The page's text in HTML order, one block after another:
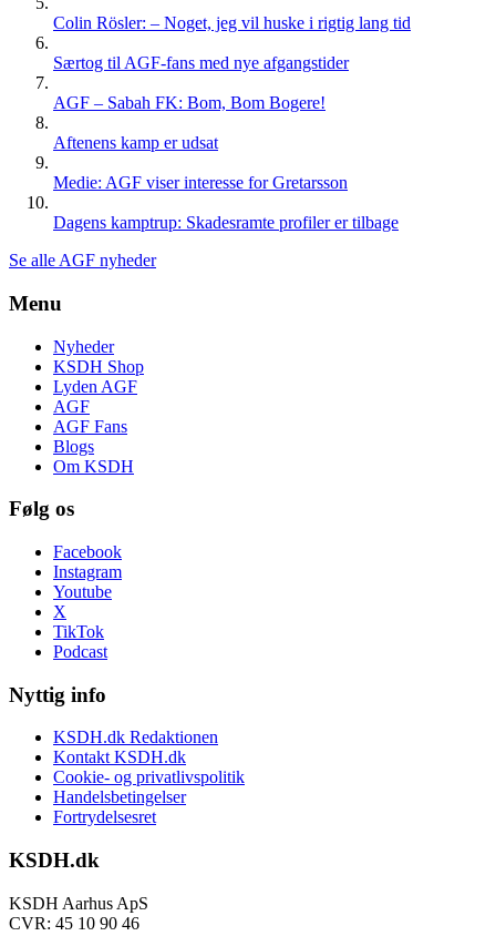
Colin Rösler: – Noget, jeg vil huske i rigtig lang tid
Særtog til AGF-fans med nye afgangstider
AGF – Sabah FK: Bom, Bom Bogere!
Aftenens kamp er udsat
Medie: AGF viser interesse for Gretarsson
Dagens kamptrup: Skadesramte profiler er tilbage
Se alle AGF nyheder
Menu
Nyheder
KSDH Shop
Lyden AGF
AGF
AGF Fans
Blogs
Om KSDH
Følg os
Facebook
Instagram
Youtube
X
TikTok
Podcast
Nyttig info
KSDH.dk Redaktionen
Kontakt KSDH.dk
Cookie- og privatlivspolitik
Handelsbetingelser
Fortrydelsesret
KSDH.dk
KSDH Aarhus ApS
CVR: 45 10 90 46